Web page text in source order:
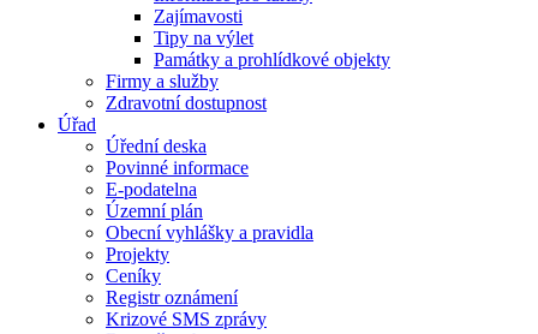
Zajímavosti
Tipy na výlet
Památky a prohlídkové objekty
Firmy a služby
Zdravotní dostupnost
Úřad
Úřední deska
Povinné informace
E-podatelna
Územní plán
Obecní vyhlášky a pravidla
Projekty
Ceníky
Registr oznámení
Krizové SMS zprávy